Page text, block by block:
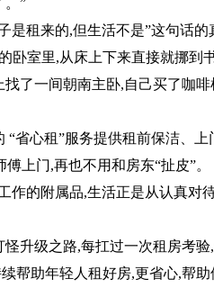
。”
租来的,但生活不是”这句话的
卧室里,从床上下来直接就挪到
了一间朝南主卧,自己买了咖
“省心租”服务提供租前保洁、
上门,再也不用和房东“扯皮”。
作的附属品,生活正是从认真对
升级之路,每扛过一次租房考
帮助年轻人租好房,更省心,帮